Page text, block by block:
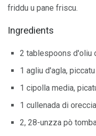
friddu u pane friscu.
Ingredients
2 tablespoons d'oliu
1 agliu d'agla, piccatu
1 cipolla media,
1 cullenada di
2, 28-unzza pò